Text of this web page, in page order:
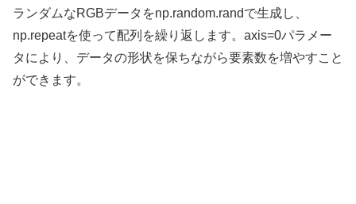
ランダムなRGBデータをnp.random.randで生成し、
np.repeatを使って配列を繰り返します。axis=0パラメー
タにより、データの形状を保ちながら要素数を増やすこと
ができます。